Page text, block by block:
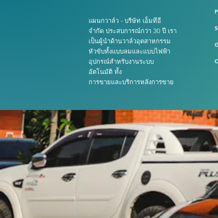
แผนกวาล์ว - บริษัท เอ็มทีอี
จำกัด ประสบการณ์กว่า 30 ปี เรา
เป็นผู้นำด้านวาล์วอุตสาหกรรม
หัวขับทั้งแบบลมและแบบไฟฟ้า
อุปกรณ์สำหรับงานระบบ
อัตโนมัติ ทั้ง
การขายและบริการหลังการขาย